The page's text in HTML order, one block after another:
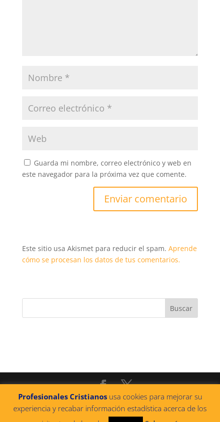
Guarda mi nombre, correo electrónico y web en
este navegador para la próxima vez que comente.
Este sitio usa Akismet para reducir el spam. Aprende
cómo se procesan los datos de tus comentarios.
@2022 PROFESIONALES CRISTIANOS |Política de
privacidad|Política de cookies|Aviso legal|
Profesionales Cristianosusa cookies para mejorar su
experiencia y recabar información estadística acerca de los